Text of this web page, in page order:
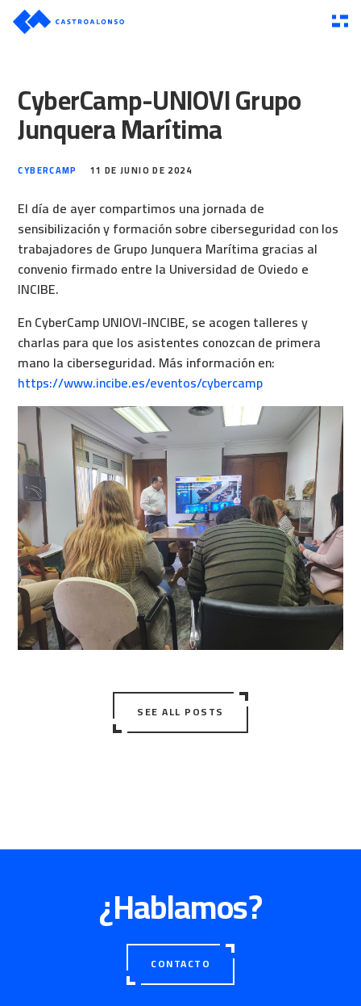
CyberCamp-UNIOVI Grupo
Junquera Marítima
CYBERCAMP 11 DE JUNIO DE 2024
El día de ayer compartimos una jornada de
sensibilización y formación sobre ciberseguridad con los
trabajadores de Grupo Junquera Marítima gracias al
convenio firmado entre la Universidad de Oviedo e
INCIBE.
En CyberCamp UNIOVI-INCIBE, se acogen talleres y
charlas para que los asistentes conozcan de primera
mano la ciberseguridad. Más información en:
https://www.incibe.es/eventos/cybercamp
SEE ALL POSTS
¿Hablamos?
CONTACTO